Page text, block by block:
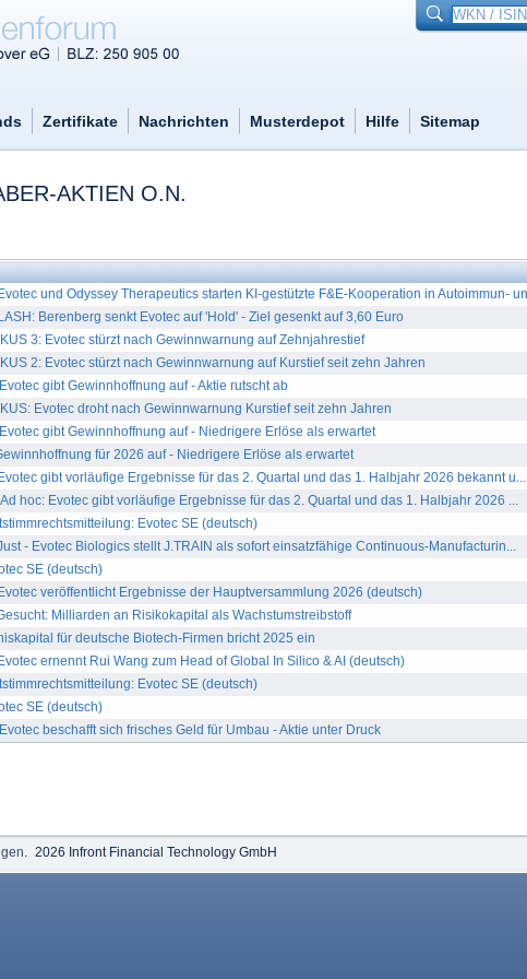
Zertifikate Nachrichten Musterdepot Hilfe Sitemap
AKTIEN O.N.
und Odyssey Therapeutics starten KI-gestützte F&E-Kooperation in Autoimmun-
Berenberg senkt Evotec auf 'Hold' - Ziel gesenkt auf 3,60 Euro
3: Evotec stürzt nach Gewinnwarnung auf Zehnjahrestief
2: Evotec stürzt nach Gewinnwarnung auf Kurstief seit zehn Jahren
gibt Gewinnhoffnung auf - Aktie rutscht ab
Evotec droht nach Gewinnwarnung Kurstief seit zehn Jahren
gibt Gewinnhoffnung auf - Niedrigere Erlöse als erwartet
für 2026 auf - Niedrigere Erlöse als erwartet
gibt vorläufige Ergebnisse für das 2. Quartal und das 1. Halbjahr 2026 bekannt u...
hoc: Evotec gibt vorläufige Ergebnisse für das 2. Quartal und das 1. Halbjahr 2026 ...
Evotec SE (deutsch)
- Evotec Biologics stellt J.TRAIN als sofort einsatzfähige Continuous-Manufacturin...
SE (deutsch)
veröffentlicht Ergebnisse der Hauptversammlung 2026 (deutsch)
Milliarden an Risikokapital als Wachstumstreibstoff
für deutsche Biotech-Firmen bricht 2025 ein
ernennt Rui Wang zum Head of Global In Silico & AI (deutsch)
Evotec SE (deutsch)
SE (deutsch)
beschafft sich frisches Geld für Umbau - Aktie unter Druck
. 2026 Infront Financial Technology GmbH